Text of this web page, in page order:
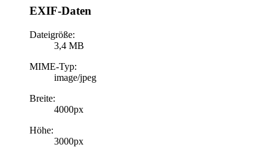
EXIF-Daten
Dateigröße:
3,4 MB
MIME-Typ:
image/jpeg
Breite:
4000px
Höhe:
3000px